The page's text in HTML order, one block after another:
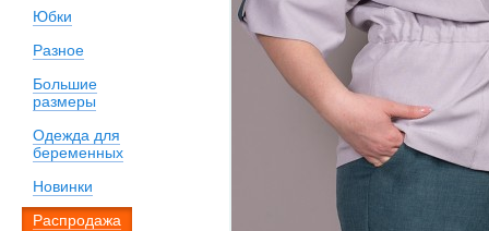
Юбки
Разное
Большие
размеры
Одежда для
беременных
Новинки
Распродажа